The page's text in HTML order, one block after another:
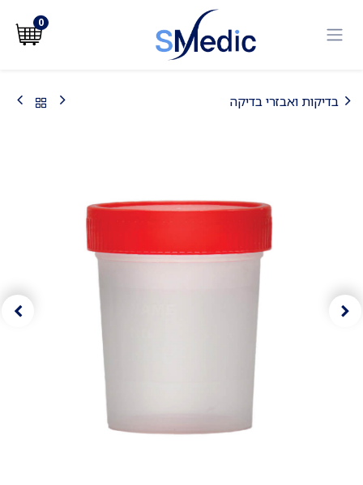
0
בדיקות ואבזרי בדיקה